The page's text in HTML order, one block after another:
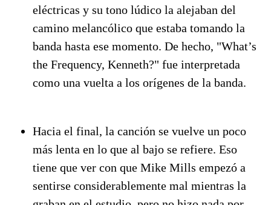
eléctricas y su tono lúdico la alejaban del
camino melancólico que estaba tomando la
banda hasta ese momento. De hecho, "What’s
the Frequency, Kenneth?" fue interpretada
como una vuelta a los orígenes de la banda.
Hacia el final, la canción se vuelve un poco
más lenta en lo que al bajo se refiere. Eso
tiene que ver con que Mike Mills empezó a
sentirse considerablemente mal mientras la